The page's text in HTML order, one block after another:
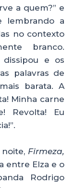
a quem?” e
lembrando a
no contexto
branco.
dissipou e os
palavras de
barata. A
Minha carne
Revolta! Eu
Firmeza,
entre Elza e o
Rodrigo